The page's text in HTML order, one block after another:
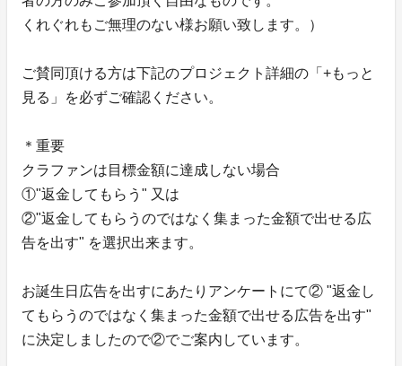
くれぐれもご無理のない様お願い致します。）
ご賛同頂ける方は下記のプロジェクト詳細の「+もっと
見る」を必ずご確認ください。
＊重要
クラファンは目標金額に達成しない場合
①"返金してもらう" 又は
②"返金してもらうのではなく集まった金額で出せる広
告を出す" を選択出来ます。
お誕生日広告を出すにあたりアンケートにて② "返金し
てもらうのではなく集まった金額で出せる広告を出す"
に決定しましたので②でご案内しています。